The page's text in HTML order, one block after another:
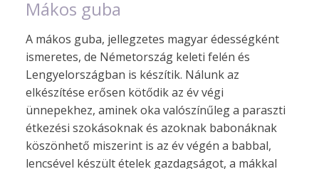
Mákos guba
A mákos guba, jellegzetes magyar édességként
ismeretes, de Németország keleti felén és
Lengyelországban is készítik. Nálunk az
elkészítése erősen kötődik az év végi
ünnepekhez, aminek oka valószínűleg a paraszti
étkezési szokásoknak és azoknak babonáknak
köszönhető miszerint is az év végén a babbal,
lencsével készült ételek gazdagságot, a mákkal